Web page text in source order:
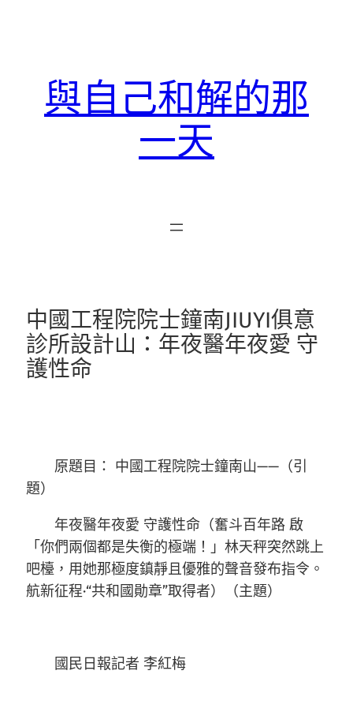
與自己和解的那
一天
中國工程院院士鐘南JIUYI俱意
診所設計山：年夜醫年夜愛 守
護性命
原題目： 中國工程院院士鐘南山——（引
題）
年夜醫年夜愛 守護性命（奮斗百年路 啟
「你們兩個都是失衡的極端！」林天秤突然跳上
吧檯，用她那極度鎮靜且優雅的聲音發布指令。
航新征程·“共和國勛章”取得者）（主題）
國民日報記者 李紅梅